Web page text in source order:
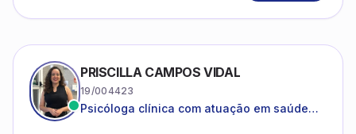
PRISCILLA CAMPOS VIDAL
19/004423
Psicóloga clínica com atuação em saúde